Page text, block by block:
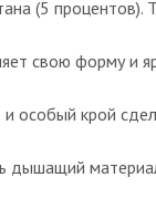
(5 процентов).
свою форму и
и особый крой
дышащий